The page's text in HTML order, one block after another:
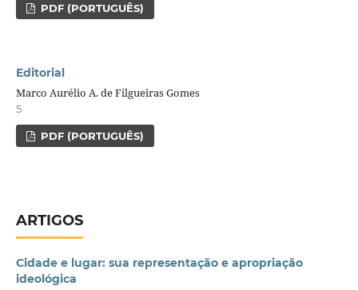
PDF (PORTUGUÊS)
Editorial
Marco Aurélio A. de Filgueiras Gomes
5
PDF (PORTUGUÊS)
ARTIGOS
Cidade e lugar: sua representação e apropriação
ideológica